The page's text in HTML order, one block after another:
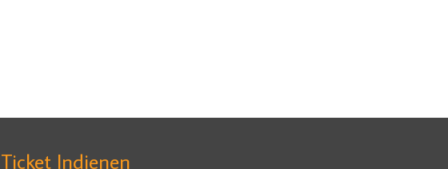
Ticket Indienen